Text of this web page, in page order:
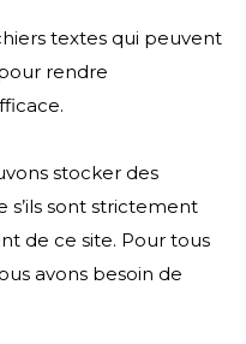
textes qui peuvent
rendre
stocker des
s’ils sont strictement
de ce site. Pour tous
avons besoin de